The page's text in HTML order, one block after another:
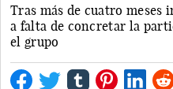
Tras más de cuatro meses
a falta de concretar la
el grupo